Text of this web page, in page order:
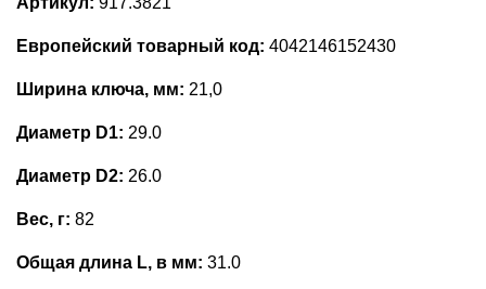
Европейский товарный код: 4042146152430
Ширина ключа, мм: 21,0
Диаметр D1: 29.0
Диаметр D2: 26.0
Вес, г: 82
Общая длина L, в мм: 31.0